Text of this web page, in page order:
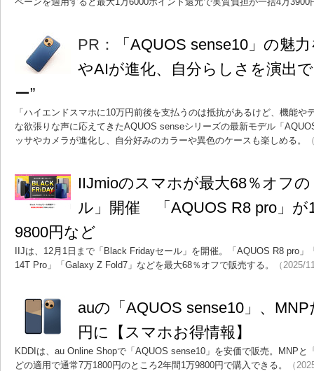
PR：
「AQUOS sense10」の魅
やAIが進化、自分らしさを演出
ー”
「ハイエンドスマホに10万円前後を支払うのは抵抗があるけど、機能や
な欲張りな声に応えてきたAQUOS senseシリーズの最新モデル「
ッサやカメラが進化し、自分好みのカラーや異色のケースも楽しめる。
IIJmioのスマホが最大68％オフ
ル」開催 「AQUOS R8 pro」
9800円など
IIJは、12月1日まで「Black Fridayセール」を開催。「AQUOS R8 pro
14T Pro」「Galaxy Z Fold7」などを最大68％オフで販売する。
（2025/
auの「AQUOS sense10」、
円に【スマホお得情報】
KDDIは、au Online Shopで「AQUOS sense10」を安価で販売。MNPと
どの適用で通常7万1800円のところ2年間1万9800円で購入できる。
（